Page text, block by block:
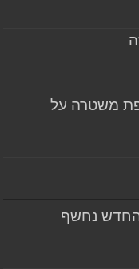
משטרה על
החדש נחשף